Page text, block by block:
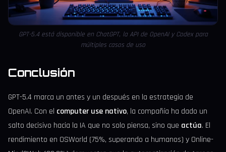
GPT-5.4 está disponible en ChatGPT, la API de OpenAI y Codex para
múltiples casos de uso
Conclusión
GPT-5.4 marca un antes y un después en la estrategia de
OpenAI. Con el computer use nativo, la compañía ha dado un
salto decisivo hacia la IA que no solo piensa, sino que actúa. El
rendimiento en OSWorld (75%, superando a humanos) y Online-